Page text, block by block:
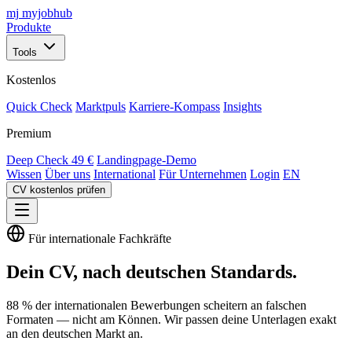
mj myjobhub
Produkte
Tools
Kostenlos
Quick Check Marktpuls Karriere-Kompass Insights
Premium
Deep Check 49 € Landingpage-Demo
Wissen Über uns International Für Unternehmen Login EN
CV kostenlos prüfen
Für internationale Fachkräfte
Dein CV, nach deutschen Standards.
88 % der internationalen Bewerbungen scheitern an falschen
Formaten — nicht am Können. Wir passen deine Unterlagen exakt
an den deutschen Markt an.